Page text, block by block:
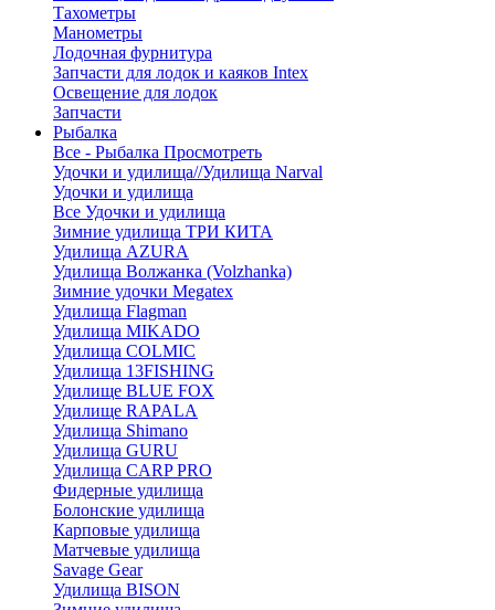
Тахометры
Манометры
Лодочная фурнитура
Запчасти для лодок и каяков Intex
Освещение для лодок
Запчасти
Рыбалка
Все - Рыбалка Просмотреть
Удочки и удилища//Удилища Narval
Удочки и удилища
Все Удочки и удилища
Зимние удилища ТРИ КИТА
Удилища AZURA
Удилища Волжанка (Volzhanka)
Зимние удочки Megatex
Удилища Flagman
Удилища MIKADO
Удилища COLMIC
Удилища 13FISHING
Удилище BLUE FOX
Удилище RAPALA
Удилища Shimano
Удилища GURU
Удилища CARP PRO
Фидерные удилища
Болонские удилища
Карповые удилища
Матчевые удилища
Savage Gear
Удилища BISON